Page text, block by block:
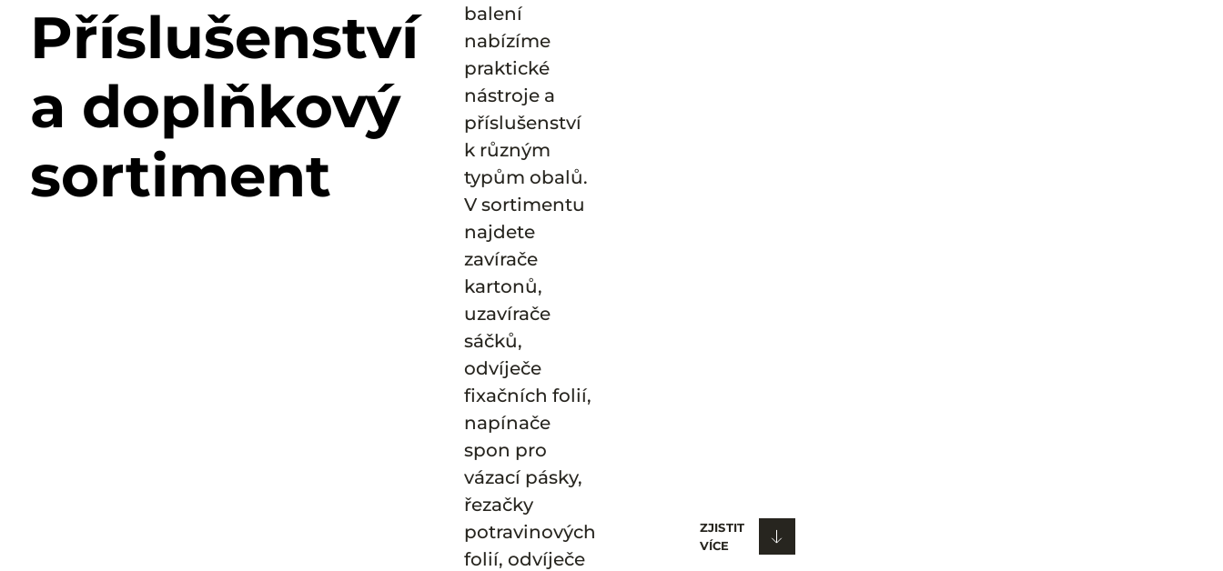
Příslušenství
a doplňkový
sortiment
balení
nabízíme
praktické
nástroje a
příslušenství
k různým
typům obalů.
V sortimentu
najdete
zavírače
kartonů,
uzavírače
sáčků,
odvíječe
fixačních folií,
napínače
spon pro
vázací pásky,
řezačky
potravinových
folií, odvíječe
ZJISTIT
VÍCE